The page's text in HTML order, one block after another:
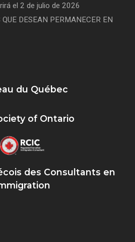
el 2 de julio de 2026
DESEAN PERMANECER EN
du Québec
of Ontario
des Consultants en